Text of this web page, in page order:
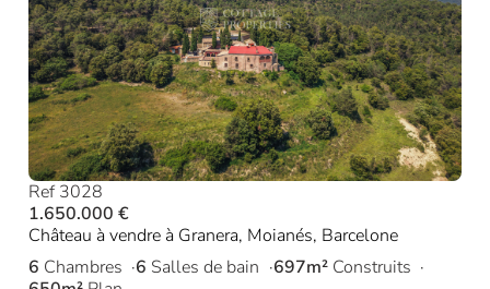
Ref 3028
1.650.000 €
Château à vendre à Granera, Moianés, Barcelone
6 Chambres 6 Salles de bain 697m² Construits